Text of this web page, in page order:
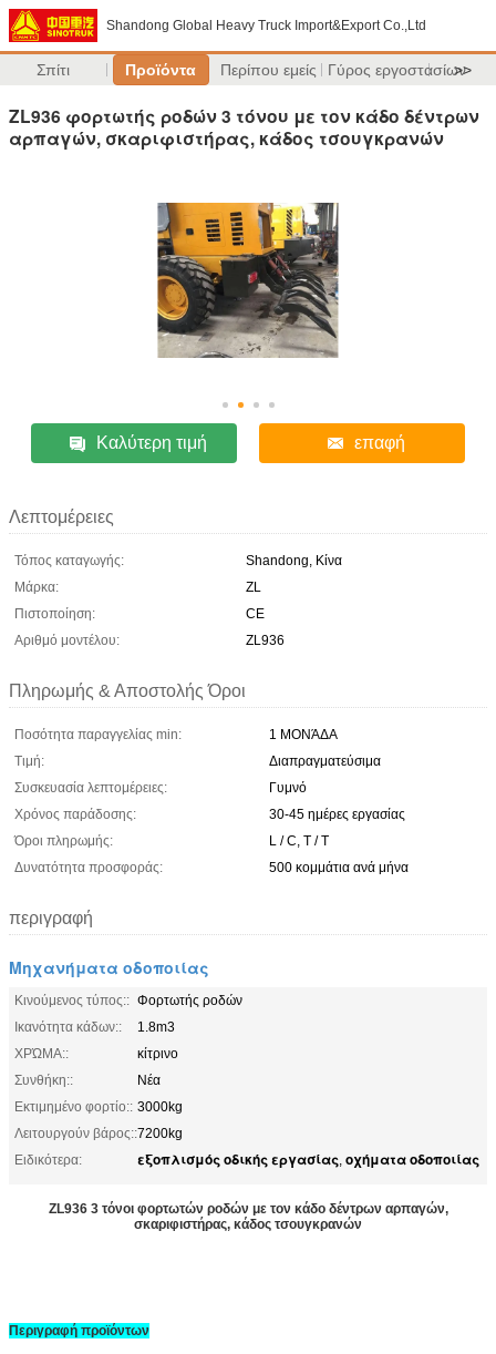
Shandong Global Heavy Truck Import&Export Co.,Ltd
Σπίτι Προϊόντα Περίπου εμείς Γύρος εργοστασίων
>>
ZL936 φορτωτής ροδών 3 τόνου με τον κάδο δέντρων
αρπαγών, σκαριφιστήρας, κάδος τσουγκρανών
Καλύτερη τιμή επαφή
Λεπτομέρειες
Τόπος καταγωγής:
Shandong, Κίνα
Μάρκα:
ZL
Πιστοποίηση:
CE
Αριθμό μοντέλου:
ZL936
Πληρωμής & Αποστολής Όροι
Ποσότητα παραγγελίας min:
1 ΜΟΝΆΔΑ
Τιμή:
Διαπραγματεύσιμα
Συσκευασία λεπτομέρειες:
Γυμνό
Χρόνος παράδοσης:
30-45 ημέρες εργασίας
Όροι πληρωμής:
L / C, T / T
Δυνατότητα προσφοράς:
500 κομμάτια ανά μήνα
περιγραφή
Μηχανήματα οδοποιίας
Κινούμενος τύπος:: Φορτωτής ροδών
Ικανότητα κάδων::
1.8m3
ΧΡΏΜΑ::
κίτρινο
Συνθήκη::
Νέα
Εκτιμημένο φορτίο:: 3000kg
Λειτουργούν βάρος::7200kg
Ειδικότερα:
εξοπλισμός οδικής εργασίας, οχήματα οδοποιίας
ZL936 3 τόνοι φορτωτών ροδών με τον κάδο δέντρων αρπαγών,
σκαριφιστήρας, κάδος τσουγκρανών
Περιγραφή προϊόντων